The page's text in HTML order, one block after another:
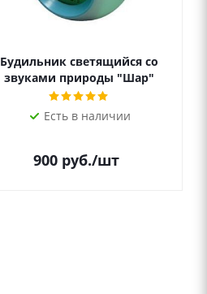
Будильник светящийся со
звуками природы "Шар"
Есть в наличии
900 руб./шт